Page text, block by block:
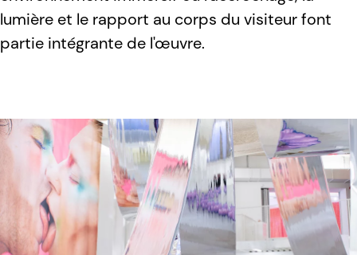
lumière et le rapport au corps du visiteur font
partie intégrante de l'œuvre.